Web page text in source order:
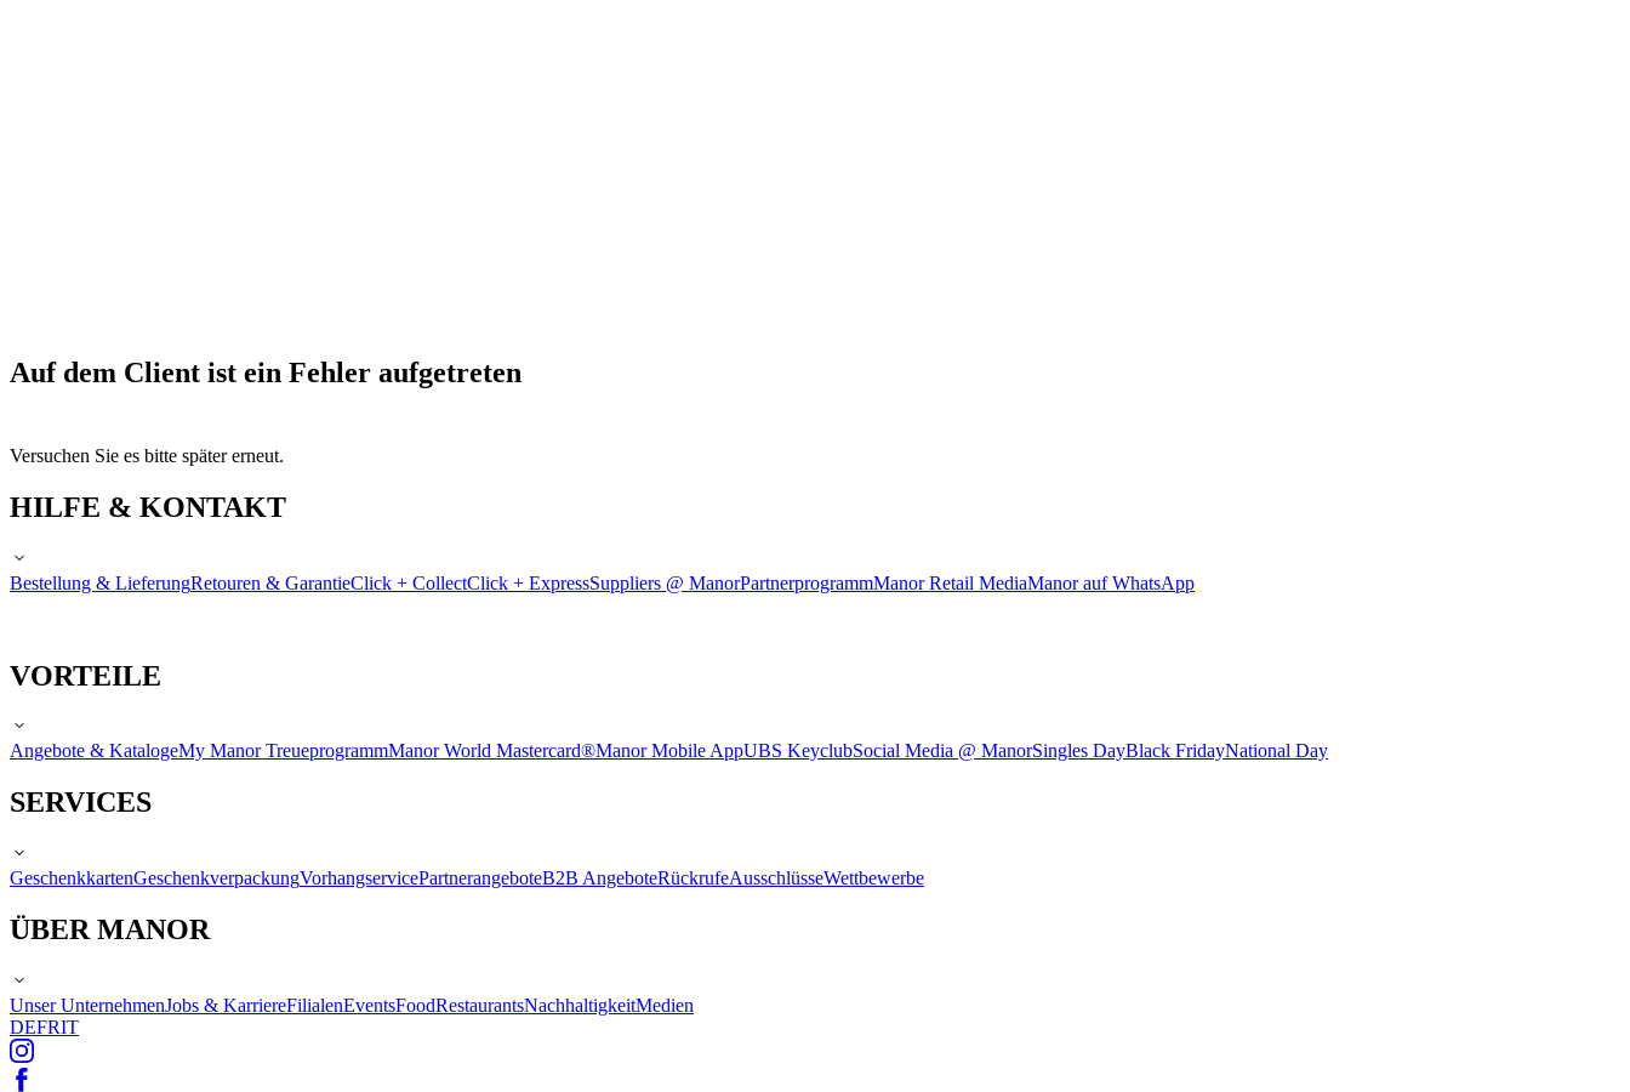
Auf dem Client ist ein Fehler aufgetreten
Versuchen Sie es bitte später erneut.
HILFE & KONTAKT
Bestellung & LieferungRetouren & GarantieClick + CollectClick + ExpressSuppliers @ ManorPartnerprogrammManor Retail MediaManor auf WhatsApp
VORTEILE
Angebote & KatalogeMy Manor TreueprogrammManor World Mastercard®Manor Mobile AppUBS KeyclubSocial Media @ ManorSingles DayBlack FridayNational Day
SERVICES
GeschenkkartenGeschenkverpackungVorhangservicePartnerangeboteB2B AngeboteRückrufeAusschlüsseWettbewerbe
ÜBER MANOR
Unser UnternehmenJobs & KarriereFilialenEventsFoodRestaurantsNachhaltigkeitMedien
DEFRIT